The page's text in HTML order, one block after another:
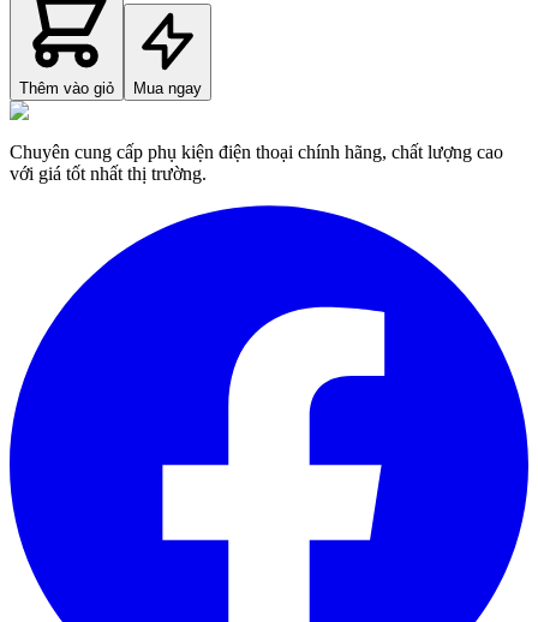
Thêm vào giỏ Mua ngay
Chuyên cung cấp phụ kiện điện thoại chính hãng, chất lượng cao
với giá tốt nhất thị trường.